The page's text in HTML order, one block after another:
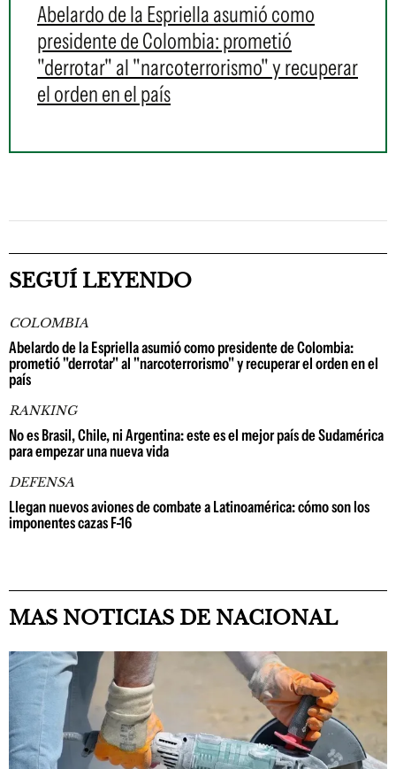
Abelardo de la Espriella asumió como
presidente de Colombia: prometió
"derrotar" al "narcoterrorismo" y recuperar
el orden en el país
SEGUÍ LEYENDO
COLOMBIA
Abelardo de la Espriella asumió como presidente de Colombia:
prometió "derrotar" al "narcoterrorismo" y recuperar el orden en el
país
RANKING
No es Brasil, Chile, ni Argentina: este es el mejor país de Sudamérica
para empezar una nueva vida
DEFENSA
Llegan nuevos aviones de combate a Latinoamérica: cómo son los
imponentes cazas F-16
MAS NOTICIAS DE NACIONAL